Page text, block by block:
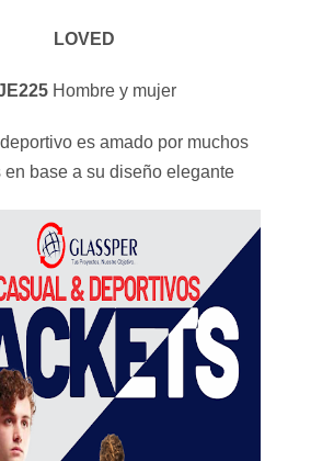
LOVED
Hombre y mujer
es amado por muchos
en base a su diseño elegante